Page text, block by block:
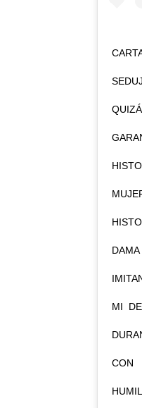
MI
CON